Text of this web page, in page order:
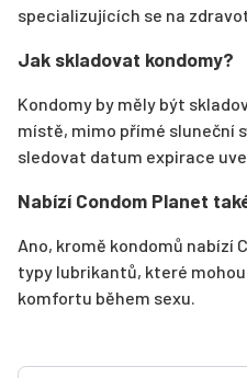
specializujících se na
Jak skladovat kondomy?
Kondomy by měly být
místě, mimo přímé sluneční
sledovat datum expirace
Nabízí Condom Planet
Ano, kromě kondomů nabízí
typy lubrikantů, které
komfortu během sexu.